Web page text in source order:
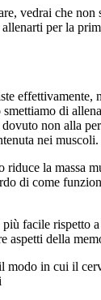
vedrai che non
per la
effettivamente,
di
non alla
nei muscoli.
riduce la massa
di come
facile rispetto
aspetti della
modo in cui il